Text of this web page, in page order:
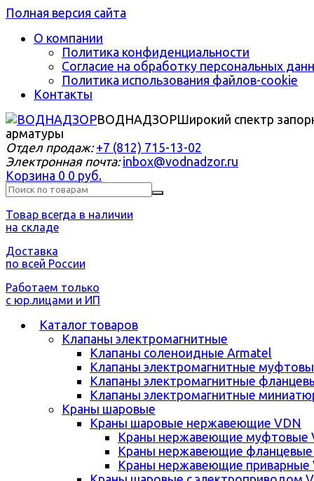
Полная версия сайта
О компании
Политика конфиденциальности
Согласие на обработку персональных
Политика использования файлов-cookie
Контакты
ВОДНАДЗОРШирокий спектр
арматуры
Отдел продаж: +7 (812) 715-13-02
Электронная почта: inbox@vodnadzor.ru
Корзина 0 0 руб.
Товар всегда в наличии
на складе
Доставка
по всей России
Работаем только
с юр.лицами и ИП
Каталог товаров
Клапаны электромагнитные
Клапаны соленоидные Armatel
Клапаны электромагнитные
Клапаны электромагнитные
Клапаны электромагнитные
Краны шаровые
Краны шаровые нержавеющие VDN
Краны нержавеющие муфтовые
Краны нержавеющие фланцевые
Краны нержавеющие приварные